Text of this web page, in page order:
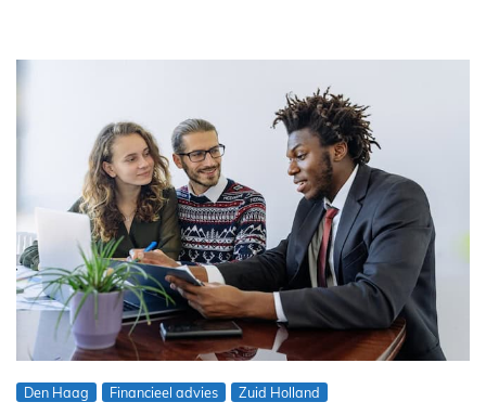
Den Haag Financieel advies Zuid Holland